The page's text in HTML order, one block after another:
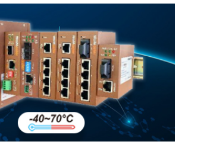
с разомкнутым контуром)
контуром)